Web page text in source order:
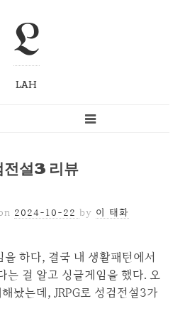
L
LAH
전설3 리뷰
2024-10-22 by 이 태화
하다, 결국 내 생활패턴에서
는 걸 알고 싱글게임을 했다. 오
놨는데, JRPG로 성검전설3가